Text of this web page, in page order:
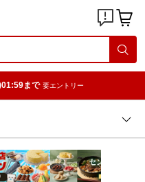
まで 要エントリー